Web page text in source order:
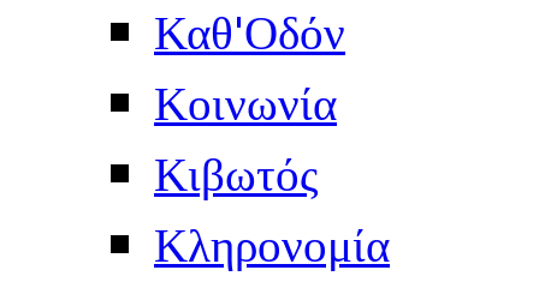
Καθ'Οδόν
Κοινωνία
Κιβωτός
Κληρονομία